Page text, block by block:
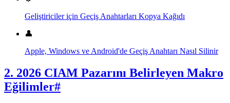
Geliştiriciler için Geçiş Anahtarları Kopya Kağıdı
👤
Apple, Windows ve Android'de Geçiş Anahtarı Nasıl Silinir
2. 2026 CIAM Pazarını Belirleyen Makro
Eğilimler#